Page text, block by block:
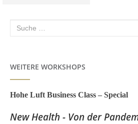
Suche
WEITERE WORKSHOPS
Hohe Luft Business Class – Special
New Health - Von der